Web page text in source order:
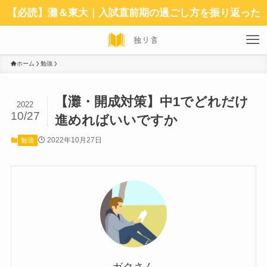
【必読】灘＆東大｜入試直前期の過ごし方を振り返った
ホーム 勉強
【灘・開成対策】中1でどれだけ
進めればいいですか
2022
10/27
勉強 2022年10月27日